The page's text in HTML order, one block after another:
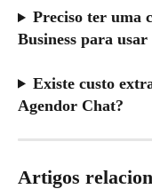
Preciso ter uma
Business para
Existe custo
Agendor Chat?
Artigos